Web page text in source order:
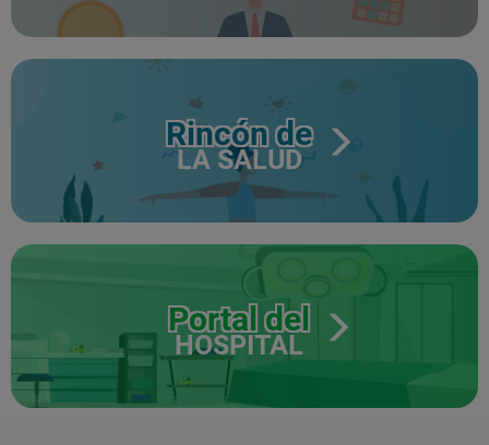
Rincón de
LA SALUD
Portal del
HOSPITAL